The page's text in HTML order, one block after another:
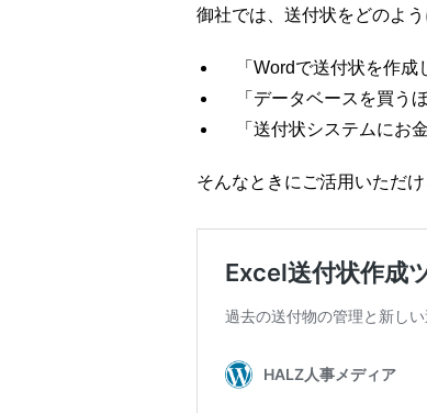
御社では、送付状をどのよ
「Wordで送付状を作成
「データベースを買う
「送付状システムにお
そんなときにご活用いただ